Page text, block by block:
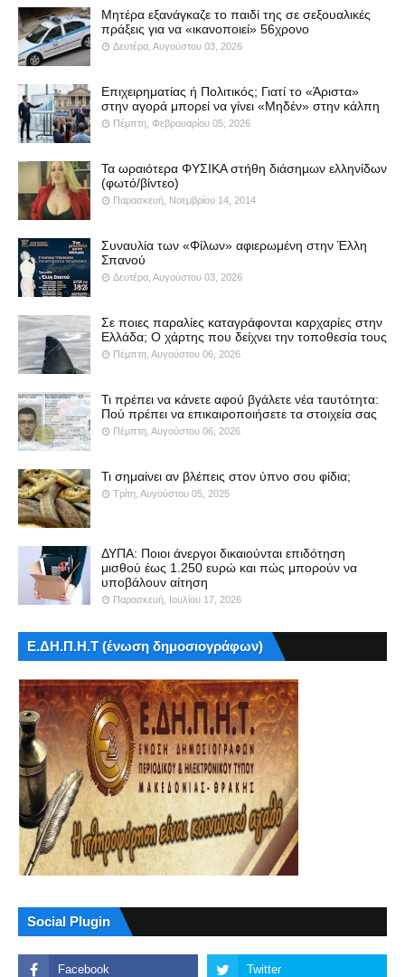
Μητέρα εξανάγκαζε το παιδί της σε σεξουαλικές
πράξεις για να «ικανοποιεί» 56χρονο
Δευτέρα, Αυγούστου 03, 2026
Επιχειρηματίας ή Πολιτικός; Γιατί το «Άριστα»
στην αγορά μπορεί να γίνει «Μηδέν» στην κάλπη
Πέμπτη, Φεβρουαρίου 05, 2026
Τα ωραιότερα ΦΥΣΙΚΑ στήθη διάσημων ελληνίδων
(φωτό/βίντεο)
Παρασκευή, Νοεμβρίου 14, 2014
Συναυλία των «Φίλων» αφιερωμένη στην Έλλη
Σπανού
Δευτέρα, Αυγούστου 03, 2026
Σε ποιες παραλίες καταγράφονται καρχαρίες στην
Ελλάδα; Ο χάρτης που δείχνει την τοποθεσία τους
Πέμπτη, Αυγούστου 06, 2026
Τι πρέπει να κάνετε αφού βγάλετε νέα ταυτότητα:
Πού πρέπει να επικαιροποιήσετε τα στοιχεία σας
Πέμπτη, Αυγούστου 06, 2026
Τι σημαίνει αν βλέπεις στον ύπνο σου φίδια;
Τρίτη, Αυγούστου 05, 2025
ΔΥΠΑ: Ποιοι άνεργοι δικαιούνται επιδότηση
μισθού έως 1.250 ευρώ και πώς μπορούν να
υποβάλουν αίτηση
Παρασκευή, Ιουλίου 17, 2026
Ε.ΔΗ.Π.Η.Τ (ένωση δημοσιογράφων)
Social Plugin